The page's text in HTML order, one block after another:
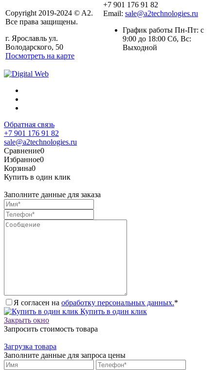
Copyright 2019-2024 © A2.
Все права защищены.
г. Ярославль ул.
Володарского, 50
Посмотреть на карте
+7 901 176 91 82
Email: sale@a2technologies.ru
График работы Пн-Пт: с
9:00 до 18:00 Сб, Вс:
Выходной
Обратная связь
+7 901 176 91 82
sale@a2technologies.ru
Сравнение0
Избранное0
Корзина0
Купить в один клик
Заполните данные для заказа
Я согласен на обработку персональных данных.*
Купить в один клик
Закрыть окно
Запросить стоимость товара
Загрузка товара
Заполните данные для запроса цены